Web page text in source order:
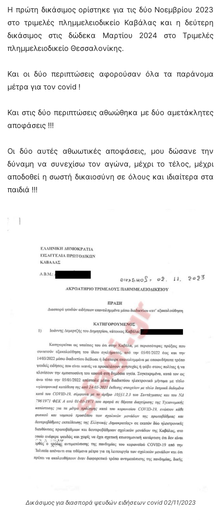
Η πρώτη δικάσιμος ορίστηκε για τις δύο Νοεμβρίου 2023
στο τριμελές πλημμελειοδικείο Καβάλας και η δεύτερη
δικάσιμος στις δώδεκα Μαρτίου 2024 στο Τριμελές
πλημμελειοδικείο Θεσσαλονίκης.
Και οι δύο περιπτώσεις αφορούσαν όλα τα παράνομα
μέτρα για τον covid !
Και στις δύο περιπτώσεις αθωώθηκα με δύο αμετάκλητες
αποφάσεις !!!
Οι δύο αυτές αθωωτικές αποφάσεις, μου δώσανε την
δύναμη να συνεχίσω τον αγώνα, μέχρι το τέλος, μέχρι
αποδοθεί η σωστή δικαιοσύνη σε όλους και ιδιαίτερα στα
παιδιά !!!
Δικάσιμος για διασπορά ψευδών ειδήσεων covid 02/11/2023